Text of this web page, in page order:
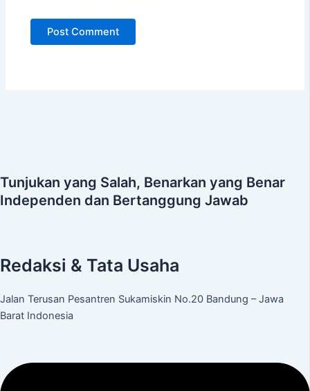
Tunjukan yang Salah, Benarkan yang Benar
Independen dan Bertanggung Jawab
Redaksi & Tata Usaha
Jalan Terusan Pesantren Sukamiskin No.20 Bandung – Jawa
Barat Indonesia